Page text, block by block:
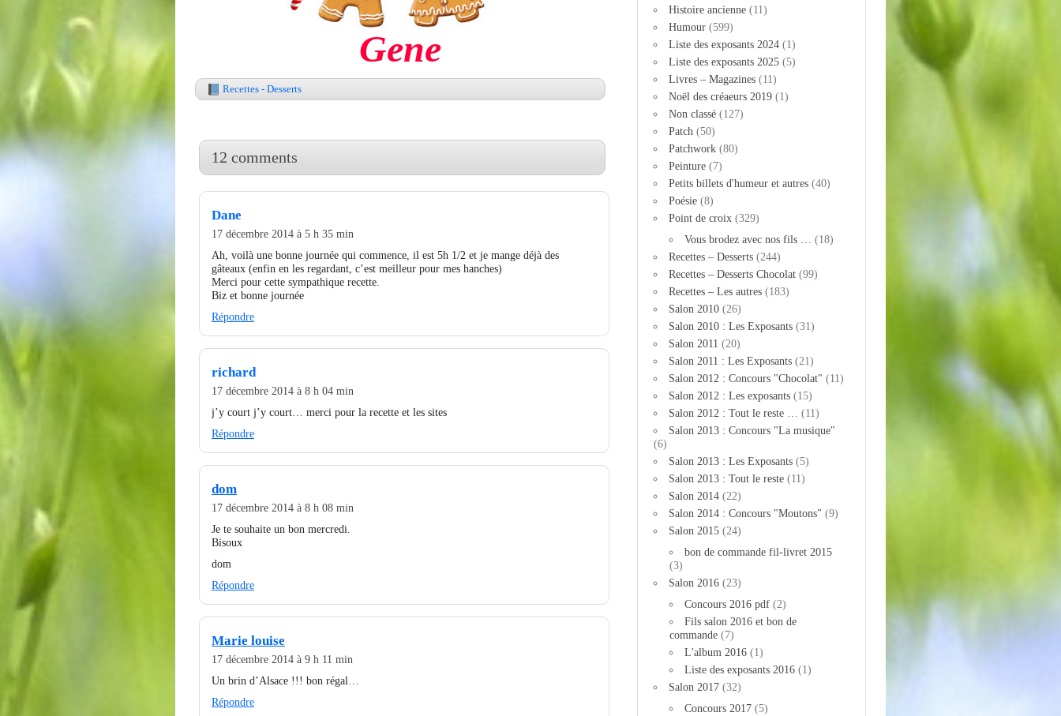
Gene
Recettes - Desserts
12 comments
Dane
17 décembre 2014 à 5 h 35 min
Ah, voilà une bonne journée qui commence, il est 5h 1/2 et je mange déjà des
gâteaux (enfin en les regardant, c’est meilleur pour mes hanches)
Merci pour cette sympathique recette.
Biz et bonne journée
Répondre
richard
17 décembre 2014 à 8 h 04 min
j’y court j’y court… merci pour la recette et les sites
Répondre
dom
17 décembre 2014 à 8 h 08 min
Je te souhaite un bon mercredi.
Bisoux
dom
Répondre
Marie louise
17 décembre 2014 à 9 h 11 min
Un brin d’Alsace !!! bon régal…
Répondre
Histoire ancienne (11)
Humour (599)
Liste des exposants 2024 (1)
Liste des exposants 2025 (5)
Livres – Magazines (11)
Noël des créaeurs 2019 (1)
Non classé (127)
Patch (50)
Patchwork (80)
Peinture (7)
Petits billets d'humeur et autres (40)
Poésie (8)
Point de croix (329)
Vous brodez avec nos fils …
(18)
Recettes – Desserts (244)
Recettes – Desserts Chocolat (99)
Recettes – Les autres (183)
Salon 2010 (26)
Salon 2010 : Les Exposants (31)
Salon 2011 (20)
Salon 2011 : Les Exposants (21)
Salon 2012 : Concours "Chocolat" (11)
Salon 2012 : Les exposants (15)
Salon 2012 : Tout le reste …
(11)
Salon 2013 : Concours "La musique"
(6)
Salon 2013 : Les Exposants (5)
Salon 2013 : Tout le reste (11)
Salon 2014 (22)
Salon 2014 : Concours "Moutons" (9)
Salon 2015 (24)
bon de commande fil-livret 2015
(3)
Salon 2016 (23)
Concours 2016 pdf (2)
Fils salon 2016 et bon de
commande (7)
L'album 2016 (1)
Liste des exposants 2016 (1)
Salon 2017 (32)
Concours 2017 (5)